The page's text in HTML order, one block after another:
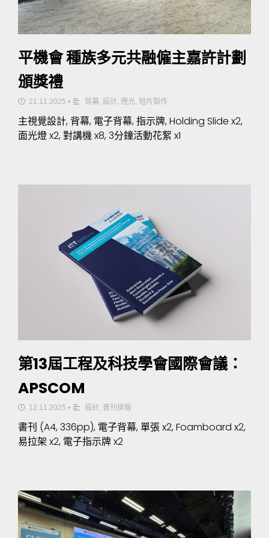
平機會 種族多元共融僱主嘉許計劃
頒獎禮
21.11.2025 • 背幕, 設計, 燈光, 短片製作
主視覺設計, 背幕, 電子背幕, 指示牌, Holding Slide x2,
面光燈 x2, 對講機 x8, 3分鐘活動花絮 x1
第13屆工程及科技學會國際會議：
APSCOM
12.11.2025 • 設計, 書刊排版
書刊 (A4, 336pp), 電子背幕, 單張 x2, Foamboard x2,
易拉架 x2, 電子指示牌 x2